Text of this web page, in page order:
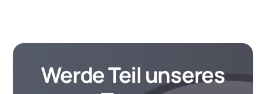
Werde Teil unseres